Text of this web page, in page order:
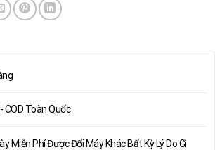
COD Toàn Quốc
Miễn Phí Được Đổi Máy Khác Bất Kỳ Lý Do Gì